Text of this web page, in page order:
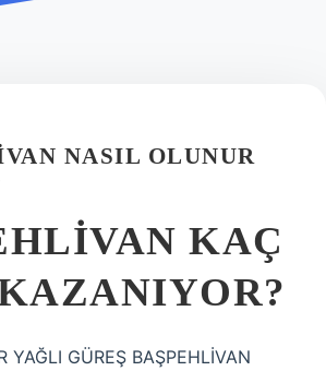
NASIL OLUNUR
KAÇ
YAĞLI GÜREŞ BAŞPEHLİVAN